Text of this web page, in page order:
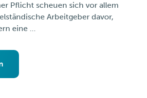
Pflicht scheuen sich vor allem
Arbeitgeber davor,
eine …